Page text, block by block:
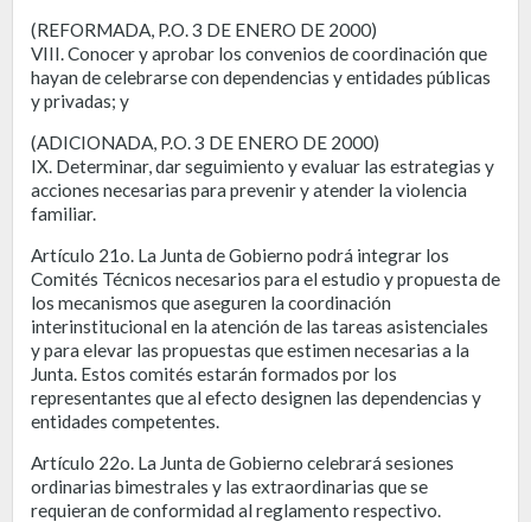
(REFORMADA, P.O. 3 DE ENERO DE 2000)
VIII. Conocer y aprobar los convenios de coordinación que
hayan de celebrarse con dependencias y entidades públicas
y privadas; y
(ADICIONADA, P.O. 3 DE ENERO DE 2000)
IX. Determinar, dar seguimiento y evaluar las estrategias y
acciones necesarias para prevenir y atender la violencia
familiar.
Artículo 21o. La Junta de Gobierno podrá integrar los
Comités Técnicos necesarios para el estudio y propuesta de
los mecanismos que aseguren la coordinación
interinstitucional en la atención de las tareas asistenciales
y para elevar las propuestas que estimen necesarias a la
Junta. Estos comités estarán formados por los
representantes que al efecto designen las dependencias y
entidades competentes.
Artículo 22o. La Junta de Gobierno celebrará sesiones
ordinarias bimestrales y las extraordinarias que se
requieran de conformidad al reglamento respectivo.